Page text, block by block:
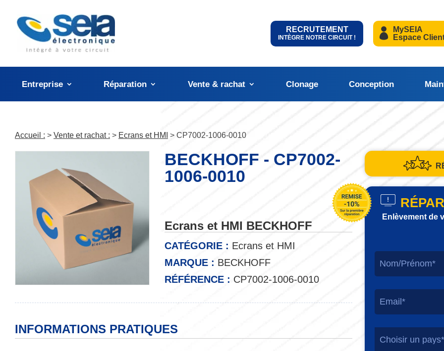
RECRUTEMENT
INTÈGRE NOTRE CIRCUIT !
MySEIA
Espace
Entreprise Réparation Vente & rachat Clonage Conception
Accueil : > Vente et rachat : > Ecrans et HMI > CP7002-1006-0010
BECKHOFF - CP7002-
1006-0010
Ecrans et HMI BECKHOFF
CATÉGORIE : Ecrans et HMI
MARQUE : BECKHOFF
RÉFÉRENCE : CP7002-1006-0010
INFORMATIONS PRATIQUES
Enlèvement de
Choisir un